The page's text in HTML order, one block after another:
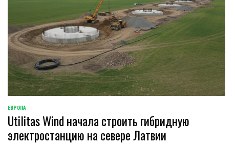
ОПУБЛИКОВАНО
В
ЕВРОПА
Utilitas Wind начала строить гибридную
электростанцию на севере Латвии